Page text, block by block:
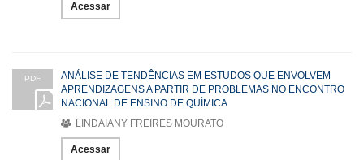
Acessar
PDF
ANÁLISE DE TENDÊNCIAS EM ESTUDOS QUE ENVOLVEM
APRENDIZAGENS A PARTIR DE PROBLEMAS NO ENCONTRO
NACIONAL DE ENSINO DE QUÍMICA
LINDAIANY FREIRES MOURATO
Acessar